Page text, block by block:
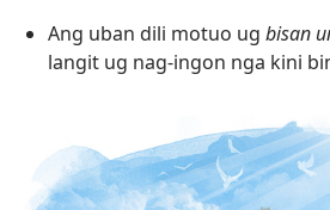
Ang uban dili motuo ug bisan
langit ug nag-ingon nga kini